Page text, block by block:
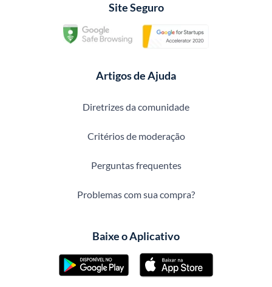
Site Seguro
Artigos de Ajuda
Diretrizes da comunidade
Critérios de moderação
Perguntas frequentes
Problemas com sua compra?
Baixe o Aplicativo